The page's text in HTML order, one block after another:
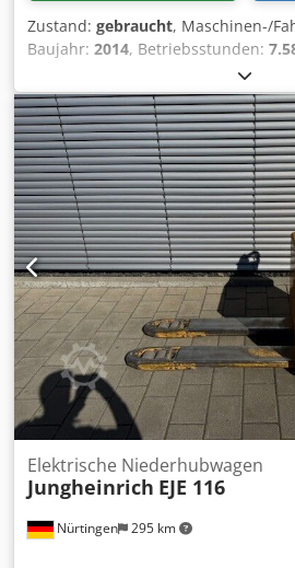
Zustand: gebraucht, Maschinen-/
Baujahr: 2014, Betriebsstunden:
, Freihub:
Lastschwerpunkt:600 mm,
Masttyp:Triplex, Bauhöhe:3.000
48 V, Gabellänge:1.150 mm,
5168704 Chjdpfxszfd U Ts An Hja
Batterie-Details: 48 V, 4 PzS, 620 Ah
Nürtingen 295 km
Elektrische Niederhubwagen
Jungheinrich EJE 116